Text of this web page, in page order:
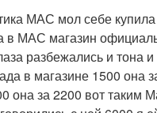
МАС мол себе
в МАС магазин
разбежались и тона
в магазине 1500 она
она за 2200 вот таким